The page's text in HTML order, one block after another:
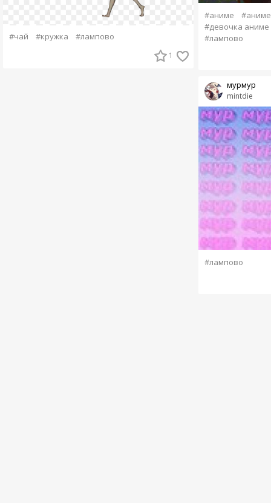
#чай #кружка #лампово
1
#аниме
#девочка аниме
#лампово
mintdie
мурмур
#лампово